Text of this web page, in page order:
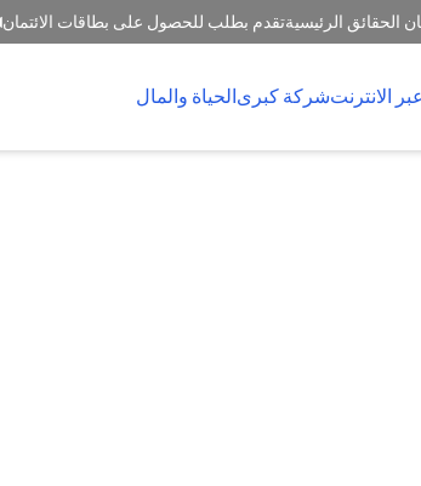
الحقائق الرئيسيةتقدم بطلب للحصول على بطاقات الائتمان
الانترنتشركة كبرىالحياة والمال